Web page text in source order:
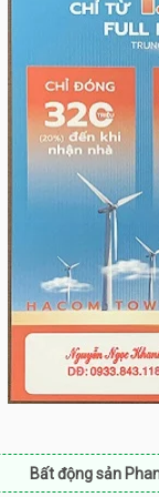
sản Phan Rang:Bất